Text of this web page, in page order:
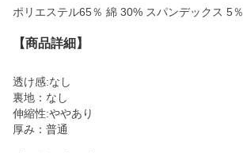
ポリエステル65％ 綿 30% スパンデックス 5％
【商品詳細】
透け感:なし
裏地：なし
伸縮性:ややあり
厚み：普通